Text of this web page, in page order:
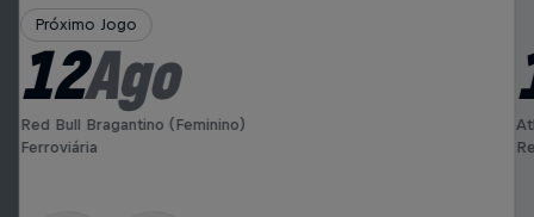
Próximo Jogo
12Ago
Red Bull Bragantino (Feminino)
Ferroviária